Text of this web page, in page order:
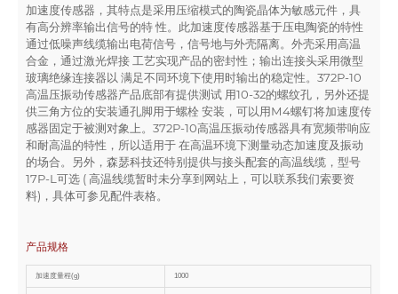
加速度传感器，其特点是采用压缩模式的陶瓷晶体为敏感元件，具
有高分辨率输出信号的特 性。此加速度传感器基于压电陶瓷的特性
通过低噪声线缆输出电荷信号，信号地与外壳隔离。外壳采用高温
合金，通过激光焊接 工艺实现产品的密封性；输出连接头采用微型
玻璃绝缘连接器以 满足不同环境下使用时输出的稳定性。372P-10
高温压振动传感器产品底部有提供测试 用10-32的螺纹孔，另外还提
供三角方位的安装通孔脚用于螺栓 安装，可以用M4螺钉将加速度传
感器固定于被测对象上。372P-10高温压振动传感器具有宽频带响应
和耐高温的特性，所以适用于 在高温环境下测量动态加速度及振动
的场合。另外，森瑟科技还特别提供与接头配套的高温线缆，型号
17P-L可选 ( 高温线缆暂时未分享到网站上，可以联系我们索要资
料)，具体可参见配件表格。
产品规格
加速度量程(g) 1000